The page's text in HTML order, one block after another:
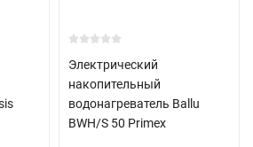
Электрический
накопительный
водонагреватель Ballu
BWH/S 50 Primex